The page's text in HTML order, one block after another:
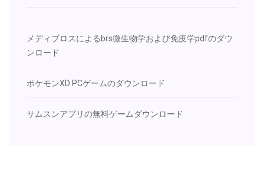
メディブロスによるbrs微生物学および免疫学pdfのダウ
ンロード
ポケモンXD PCゲームのダウンロード
サムスンアプリの無料ゲームダウンロード